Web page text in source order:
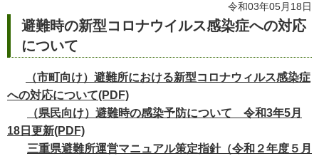
令和03年05月18日
避難時の新型コロナウイルス感染症への対応
について
（市町向け）避難所における新型コロナウィルス感染症
への対応について(PDF)
（県民向け）避難時の感染予防について 令和3年5月
18日更新(PDF)
三重県避難所運営マニュアル策定指針（令和２年度５月